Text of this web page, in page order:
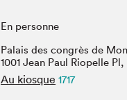
En personne
Palais des congrès de
1001 Jean Paul Riopelle Pl,
Au kiosque 1717